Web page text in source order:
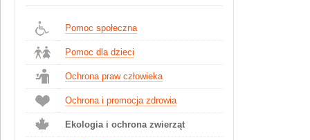
Pomoc społeczna
Pomoc dla dzieci
Ochrona praw człowieka
Ochrona i promocja zdrowia
Ekologia i ochrona zwierząt